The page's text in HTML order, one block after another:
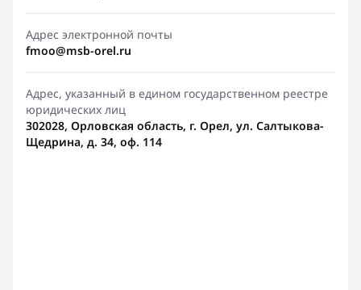
Адрес электронной почты
fmoo@msb-orel.ru
Адрес, указанный в едином государственном реестре
юридических лиц
302028, Орловская область, г. Орел, ул. Салтыкова-
Щедрина, д. 34, оф. 114